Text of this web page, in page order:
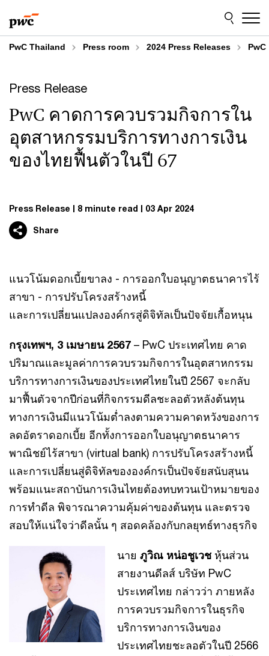
to
content
to
footer
PwC Thailand Press room 2024 Press Releases
Press Release
PwC คาดการควบรวมกิจการใน
อุตสาหกรรมบริการทางการเงิน
ของไทยฟื้นตัวในปี 67
Press Release 8 minute read 03 Apr 2024
Share
แนวโน้มดอกเบี้ยขาลง - การออกใบอนุญาตธนาคารไร้
สาขา - การปรับโครงสร้างหนี้
และการเปลี่ยนแปลงองค์กรสู่ดิจิทัลเป็นปัจจัยเกื้อหนุน
กรุงเทพฯ, 3 เมษายน 2567 – PwC ประเทศไทย คาด
ปริมาณและมูลค่าการควบรวมกิจการในอุตสาหกรรม
บริการทางการเงินของประเทศไทยในปี 2567 จะกลับ
มาฟื้นตัวจากปีก่อนที่กิจกรรมดีลชะลอตัวหลังต้นทุน
ทางการเงินมีแนวโน้มต่ำลงตามความคาดหวังของการ
ลดอัตราดอกเบี้ย อีกทั้งการออกใบอนุญาตธนาคาร
พาณิชย์ไร้สาขา (virtual bank) การปรับโครงสร้างหนี้
และการเปลี่ยนสู่ดิจิทัลขององค์กรเป็นปัจจัยสนับสุนน
พร้อมแนะสถาบันการเงินไทยต้องทบทวนเป้าหมายของ
การทำดีล พิจารณาความคุ้มค่าของต้นทุน และตรวจ
สอบให้แน่ใจว่าดีลนั้น ๆ สอดคล้องกับกลยุทธ์ทางธุรกิจ
นาย ภูวิณ หน่อชูเวชหุ้นส่วน
สายงานดีลส์ บริษัท PwC
ประเทศไทย กล่าวว่า ภายหลัง
การควบรวมกิจการในธุรกิจ
บริการทางการเงินของ
ประเทศไทยชะลอตัวในปี 2566